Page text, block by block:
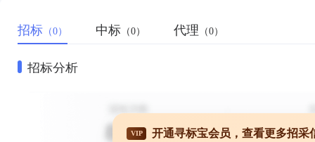
招标 （0） 中标 （0） 代理 （0）
招标分析
VIP 开通寻标宝会员，查看更多招采